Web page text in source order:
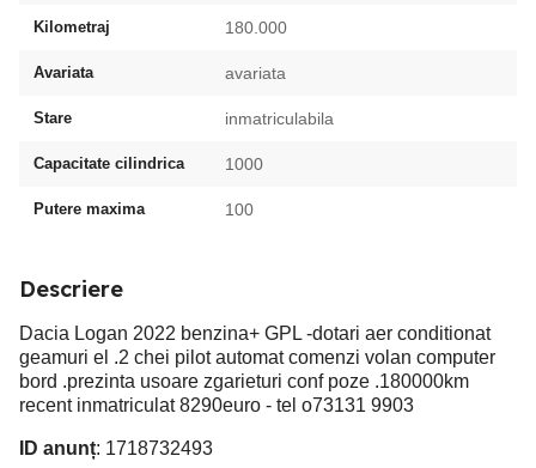
Kilometraj 180.000
Avariata avariata
Stare inmatriculabila
Capacitate cilindrica 1000
Putere maxima 100
Descriere
Dacia Logan 2022 benzina+ GPL -dotari aer conditionat
geamuri el .2 chei pilot automat comenzi volan computer
bord .prezinta usoare zgarieturi conf poze .180000km
recent inmatriculat 8290euro - tel o73131 9903
ID anunț: 1718732493